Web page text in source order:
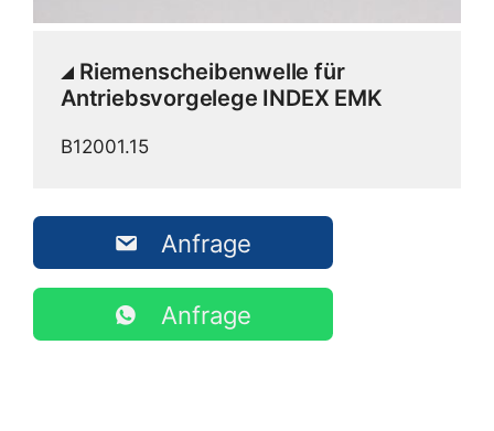
Riemenscheibenwelle für
Antriebsvorgelege INDEX EMK
B12001.15
Anfrage
Anfrage